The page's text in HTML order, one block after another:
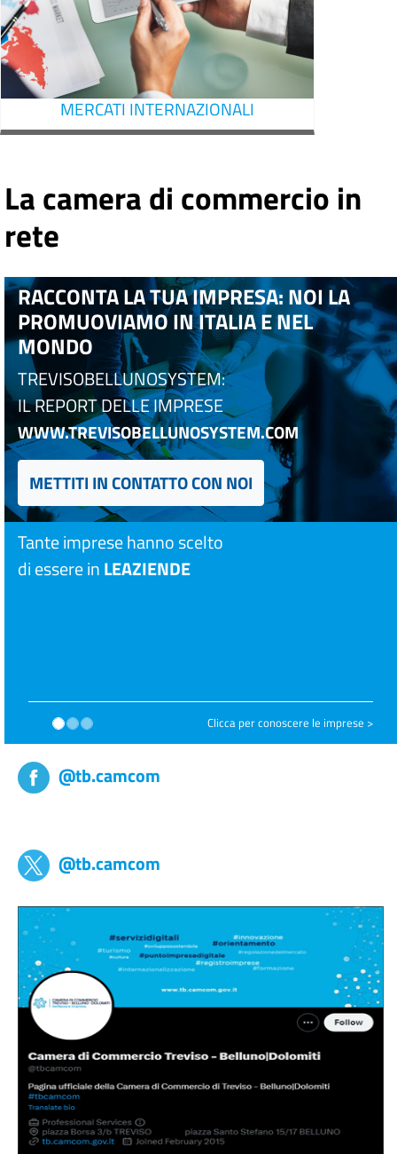
MERCATI INTERNAZIONALI
La camera di commercio in
rete
RACCONTA LA TUA IMPRESA: NOI LA
PROMUOVIAMO IN ITALIA E NEL
MONDO
TREVISOBELLUNOSYSTEM:
IL REPORT DELLE IMPRESE
WWW.TREVISOBELLUNOSYSTEM.COM
METTITI IN CONTATTO CON NOI
Tante imprese hanno scelto
di essere inLEAZIENDE
Clicca per conoscere le imprese >
@tb.camcom
@tb.camcom